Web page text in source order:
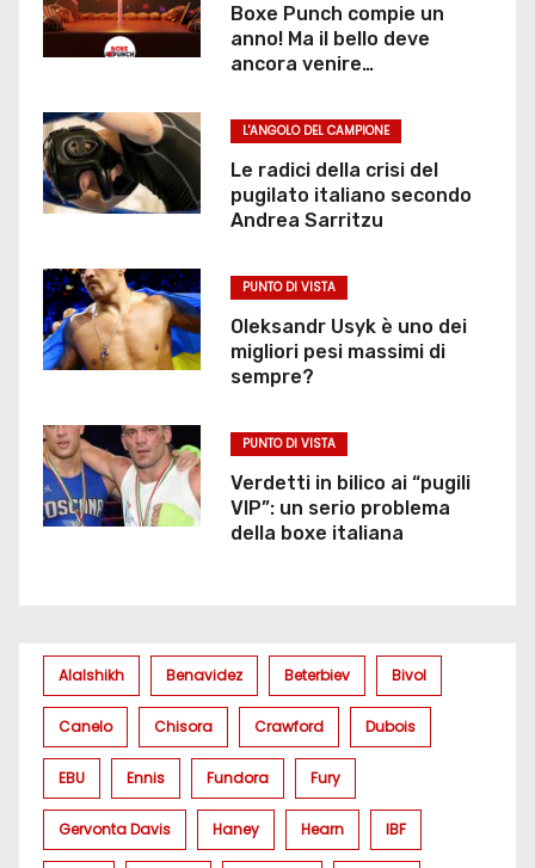
Boxe Punch compie un
anno! Ma il bello deve
ancora venire…
L'ANGOLO DEL CAMPIONE
Le radici della crisi del
pugilato italiano secondo
Andrea Sarritzu
PUNTO DI VISTA
Oleksandr Usyk è uno dei
migliori pesi massimi di
sempre?
PUNTO DI VISTA
Verdetti in bilico ai “pugili
VIP”: un serio problema
della boxe italiana
Alalshikh Benavidez Beterbiev Bivol
Canelo Chisora Crawford Dubois
EBU Ennis Fundora Fury
Gervonta Davis Haney Hearn IBF